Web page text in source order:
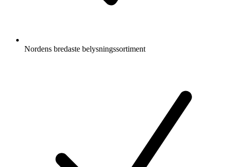
Nordens bredaste belysningssortiment